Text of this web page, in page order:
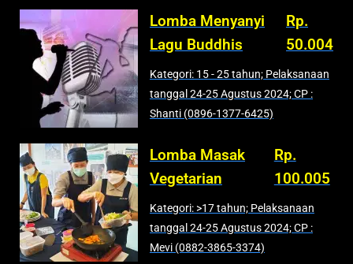
Lomba Menyanyi
Lagu Buddhis
Rp.
50.004
Kategori: 15 - 25 tahun; Pelaksanaan
tanggal 24-25 Agustus 2024; CP :
Shanti (0896-1377-6425)
Lomba Masak
Vegetarian
Rp.
100.005
Kategori: >17 tahun; Pelaksanaan
tanggal 24-25 Agustus 2024; CP :
Mevi (0882-3865-3374)